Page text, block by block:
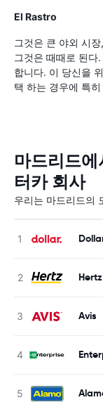
El Rastro
그것은 큰 야외 시
그것은 때때로 된다
합니다. 이 당신을
택 하는 경우에 특
마드리드
터카 회사
우리는 마드리드의
Hertz
Avis